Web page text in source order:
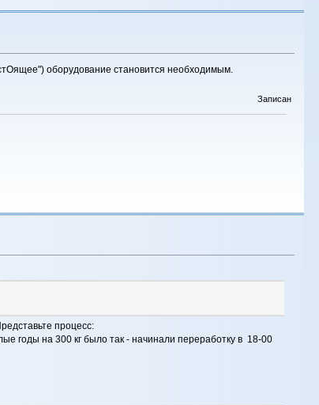
оборудование становится необходимым.
Записан
процесс:
годы на 300 кг было так - начинали переработку в 18-00